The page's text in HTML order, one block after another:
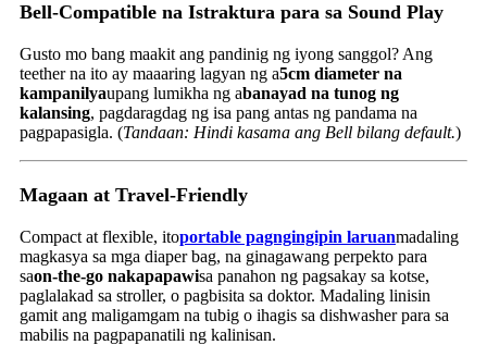
Bell-Compatible na Istraktura para sa Sound Play
Gusto mo bang maakit ang pandinig ng iyong sanggol? Ang
teether na ito ay maaaring lagyan ng a5cm diameter na
kampanilyaupang lumikha ng abanayad na tunog ng
kalansing, pagdaragdag ng isa pang antas ng pandama na
pagpapasigla. (Tandaan: Hindi kasama ang Bell bilang default.)
Magaan at Travel-Friendly
Compact at flexible, itoportable pagngingipin laruanmadaling
magkasya sa mga diaper bag, na ginagawang perpekto para
saon-the-go nakapapawisa panahon ng pagsakay sa kotse,
paglalakad sa stroller, o pagbisita sa doktor. Madaling linisin
gamit ang maligamgam na tubig o ihagis sa dishwasher para sa
mabilis na pagpapanatili ng kalinisan.